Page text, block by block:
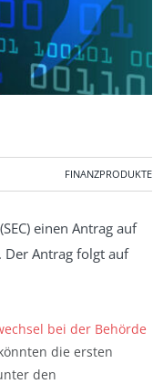
FINANZPRODUKTE
einen Antrag auf
Der Antrag folgt auf
bei der Behörde
die ersten
den